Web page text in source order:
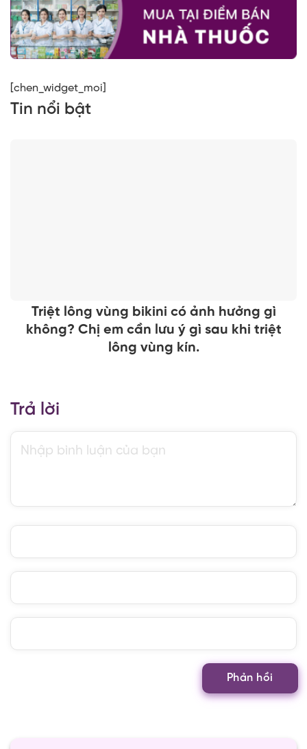
[chen_widget_moi]
Tin nổi bật
Triệt lông vùng bikini có ảnh hưởng gì
không? Chị em cần lưu ý gì sau khi triệt
lông vùng kín.
Trả lời